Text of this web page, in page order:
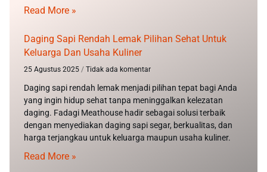
Read More »
Daging Sapi Rendah Lemak Pilihan Sehat Untuk
Keluarga Dan Usaha Kuliner
25 Agustus 2025 Tidak ada komentar
Daging sapi rendah lemak menjadi pilihan tepat bagi Anda
yang ingin hidup sehat tanpa meninggalkan kelezatan
daging. Fadagi Meathouse hadir sebagai solusi terbaik
dengan menyediakan daging sapi segar, berkualitas, dan
harga terjangkau untuk keluarga maupun usaha kuliner.
Read More »